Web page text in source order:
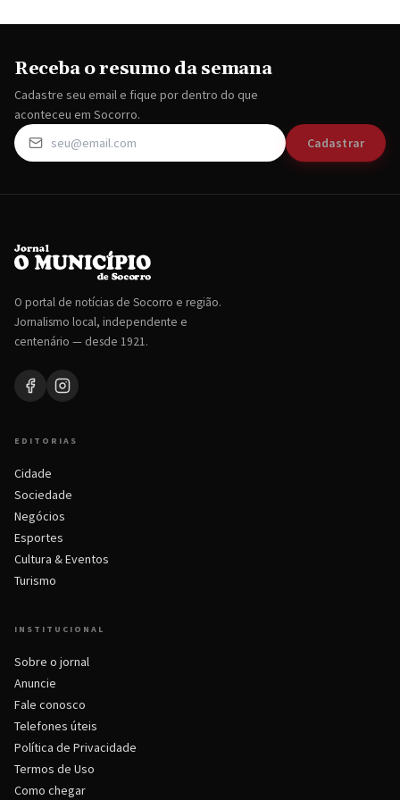
Receba o resumo da semana
Cadastre seu email e fique por dentro do que
aconteceu em Socorro.
Cadastrar
O portal de notícias de Socorro e região.
Jornalismo local, independente e
centenário — desde 1921.
EDITORIAS
Cidade
Sociedade
Negócios
Esportes
Cultura & Eventos
Turismo
INSTITUCIONAL
Sobre o jornal
Anuncie
Fale conosco
Telefones úteis
Política de Privacidade
Termos de Uso
Como chegar